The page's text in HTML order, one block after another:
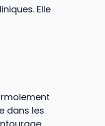
Elle
dans les